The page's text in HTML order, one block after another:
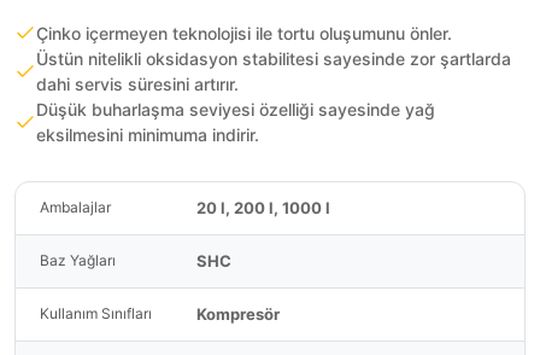
Çinko içermeyen teknolojisi ile tortu oluşumunu önler.
Üstün nitelikli oksidasyon stabilitesi sayesinde zor şartlarda
dahi servis süresini artırır.
Düşük buharlaşma seviyesi özelliği sayesinde yağ
eksilmesini minimuma indirir.
Ambalajlar 20 l, 200 l, 1000 l
Baz Yağları SHC
Kullanım Sınıfları Kompresör